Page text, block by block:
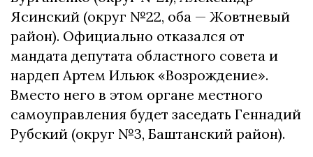
Ясинский (округ №22, оба — Жовтневый
район). Официально отказался от
мандата депутата областного совета и
нардеп Артем Ильюк «Возрождение».
Вместо него в этом органе местного
самоуправления будет заседать Геннадий
Рубский (округ №3, Баштанский район).